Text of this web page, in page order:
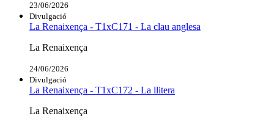
23/06/2026
Divulgació
La Renaixença - T1xC171 - La clau anglesa
La Renaixença
24/06/2026
Divulgació
La Renaixença - T1xC172 - La llitera
La Renaixença